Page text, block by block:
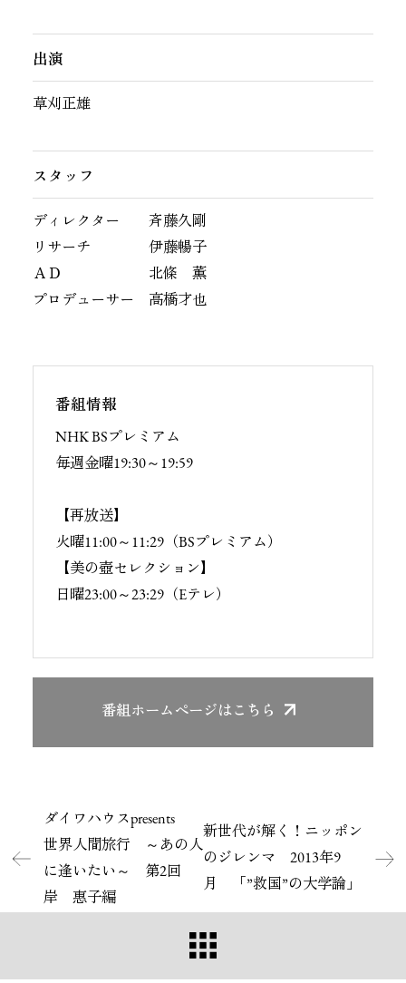
出演
草刈正雄
スタッフ
ディレクター 斉藤久剛
リサーチ 伊藤暢子
ＡＤ 北條 薫
プロデューサー 高橋才也
番組情報
NHK BSプレミアム
毎週金曜19:30～19:59
【再放送】
火曜11:00～11:29（BSプレミアム）
【美の壺セレクション】
日曜23:00～23:29（Eテレ）
番組ホームページ はこちら
ダイワハウスpresents
世界人間旅行 ～あの人
に逢いたい～ 第2回
岸 惠子編
新世代が解く！ニッポン
のジレンマ 2013年9
月 「”救国”の大学論」